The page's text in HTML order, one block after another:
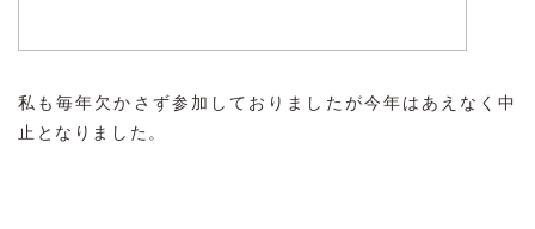
私も毎年欠かさず参加しておりましたが今年はあえなく中
止となりました。